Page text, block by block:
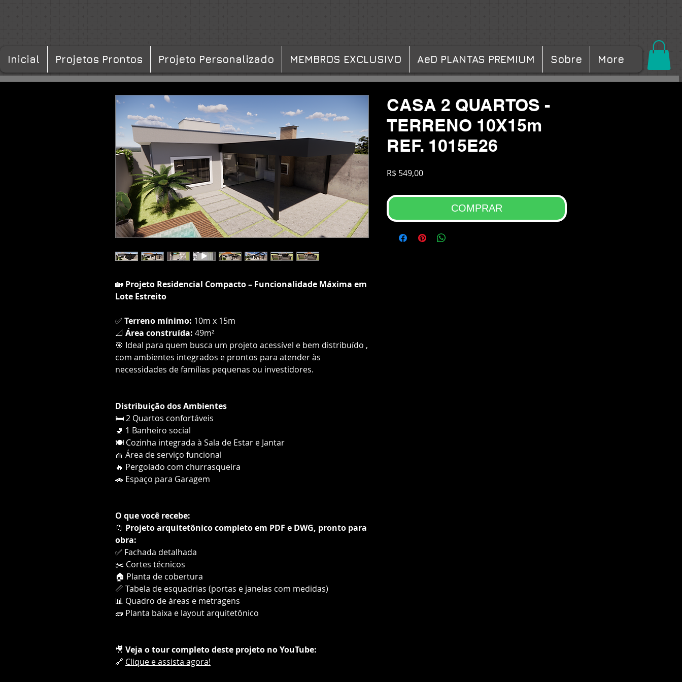
Inicial Projetos Prontos Projeto Personalizado MEMBROS EXCLUSIVO AeD PLANTAS PREMIUM Sobre More
🏡 Projeto Residencial Compacto – Funcionalidade Máxima em
Lote Estreito
✅ Terreno mínimo: 10m x 15m
📐 Área construída: 49m²
🎯 Ideal para quem busca um projeto acessível e bem distribuído ,
com ambientes integrados e prontos para atender às
necessidades de famílias pequenas ou investidores.
Distribuição dos Ambientes
🛏️ 2 Quartos confortáveis
🚽 1 Banheiro social
🍽️ Cozinha integrada à Sala de Estar e Jantar
🧺 Área de serviço funcional
🔥 Pergolado com churrasqueira
🚗 Espaço para Garagem
O que você recebe:
📁 Projeto arquitetônico completo em PDF e DWG, pronto para
obra:
✅ Fachada detalhada
✂️ Cortes técnicos
🏠 Planta de cobertura
📏 Tabela de esquadrias (portas e janelas com medidas)
📊 Quadro de áreas e metragens
🧱 Planta baixa e layout arquitetônico
🎥 Veja o tour completo deste projeto no YouTube:
🔗 Clique e assista agora!
CASA 2 QUARTOS -
TERRENO 10X15m
REF. 1015E26
R$ 549,00Preço
COMPRAR